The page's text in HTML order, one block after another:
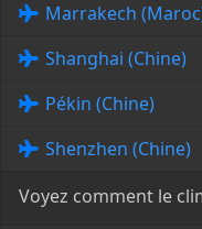
Marrakech
Shanghai (Chine)
Pékin (Chine)
Shenzhen (Chine)
Voyez comment le